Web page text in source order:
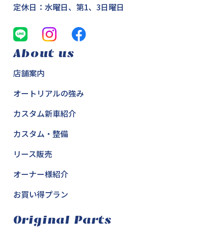
定休日：水曜日、第1、3日曜日
About us
店舗案内
オートリアルの強み
カスタム新車紹介
カスタム・整備
リース販売
オーナー様紹介
お買い得プラン
Original Parts